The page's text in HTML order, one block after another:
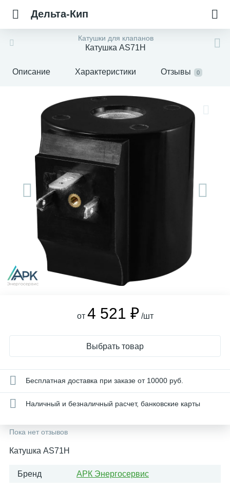
Дельта-Кип
Катушки для клапанов
Катушка AS71H
Описание Характеристики Отзывы 0
от 4 521 ₽ /шт
Выбрать товар
Бесплатная доставка при заказе от 10000 руб.
Наличный и безналичный расчет, банковские карты
Пока нет отзывов
Катушка AS71H
Бренд АРК Энергосервис